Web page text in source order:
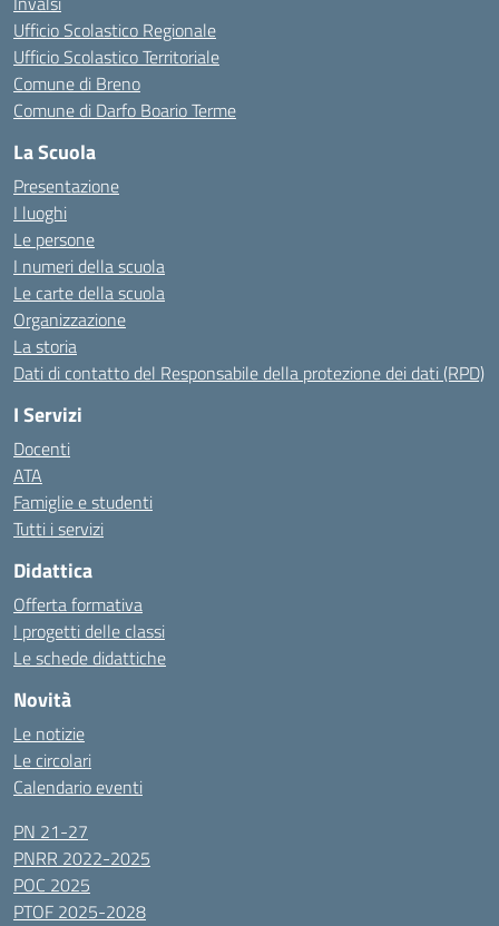
Ufficio Scolastico Regionale
Ufficio Scolastico Territoriale
Comune di Breno
Comune di Darfo Boario Terme
La Scuola
Presentazione
I luoghi
Le persone
I numeri della scuola
Le carte della scuola
Organizzazione
La storia
Dati di contatto del Responsabile della protezione dei dati (RPD)
I Servizi
Docenti
ATA
Famiglie e studenti
Tutti i servizi
Didattica
Offerta formativa
I progetti delle classi
Le schede didattiche
Novità
Le notizie
Le circolari
Calendario eventi
PN 21-27
PNRR 2022-2025
POC 2025
PTOF 2025-2028